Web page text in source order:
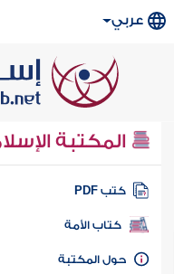
عربي
المكتبة
كتب PDF
كتاب الأمة